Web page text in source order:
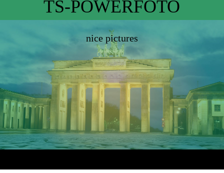
TS-POWERFOTO
nice pictures